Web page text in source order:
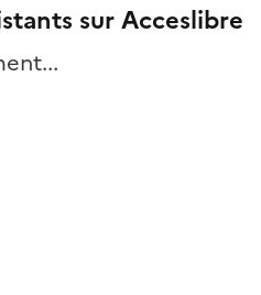
sur Acceslibre